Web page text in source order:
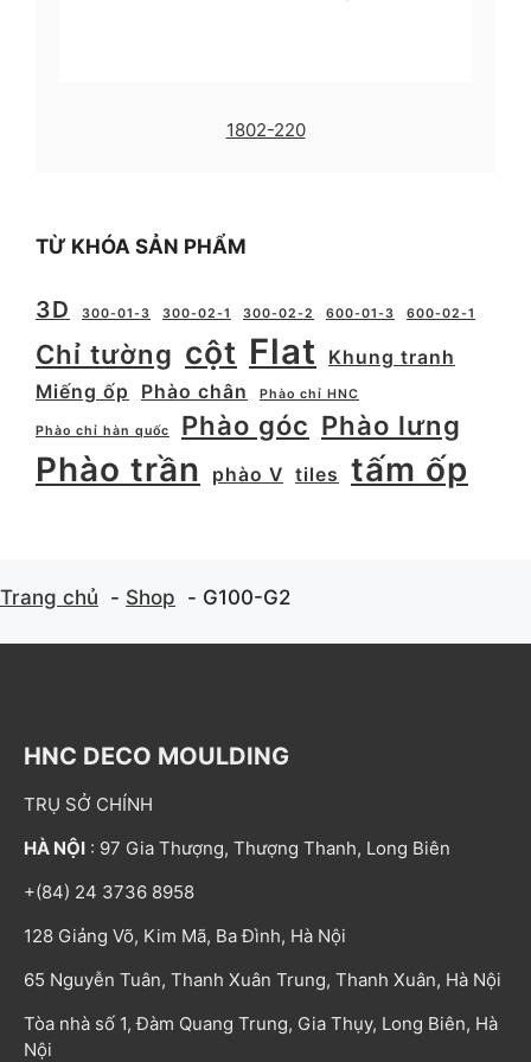
1802-220
TỪ KHÓA SẢN PHẨM
3D 300-01-3 300-02-1 300-02-2 600-01-3 600-02-1
Chỉ tường cột Flat
Khung tranh
Miếng ốp
Phào chân Phào chỉ HNC
Phào chỉ hàn quốc Phào góc Phào lưng
Phào trần phào V tiles tấm ốp
Trang chủ Shop G100-G2
HNC DECO MOULDING
TRỤ SỞ CHÍNH
HÀ NỘI : 97 Gia Thượng, Thượng Thanh, Long Biên
+(84) 24 3736 8958
128 Giảng Võ, Kim Mã, Ba Đình, Hà Nội
65 Nguyễn Tuân, Thanh Xuân Trung, Thanh Xuân, Hà Nội
Tòa nhà số 1, Đàm Quang Trung, Gia Thụy, Long Biên, Hà
Nội